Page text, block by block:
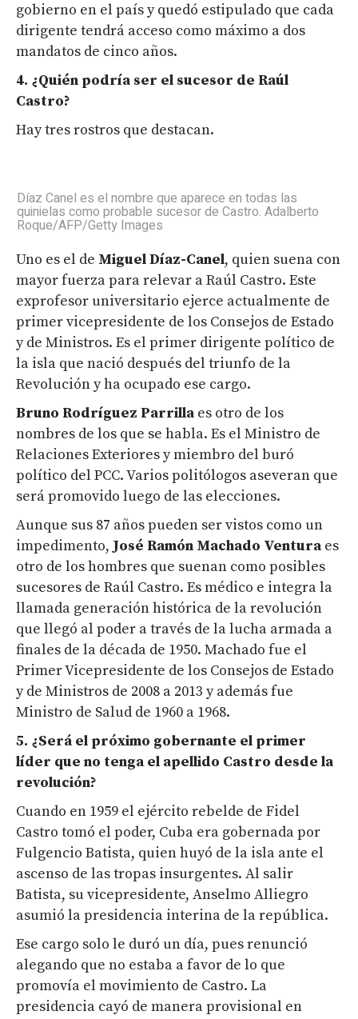
gobierno en el país y quedó estipulado que cada
dirigente tendrá acceso como máximo a dos
mandatos de cinco años.
4. ¿Quién podría ser el sucesor de Raúl
Castro?
Hay tres rostros que destacan.
Díaz Canel es el nombre que aparece en todas las
quinielas como probable sucesor de Castro. Adalberto
Roque/AFP/Getty Images
Uno es el de Miguel Díaz-Canel, quien suena con
mayor fuerza para relevar a Raúl Castro. Este
exprofesor universitario ejerce actualmente de
primer vicepresidente de los Consejos de Estado
y de Ministros. Es el primer dirigente político de
la isla que nació después del triunfo de la
Revolución y ha ocupado ese cargo.
Bruno Rodríguez Parrilla es otro de los
nombres de los que se habla. Es el Ministro de
Relaciones Exteriores y miembro del buró
político del PCC. Varios politólogos aseveran que
será promovido luego de las elecciones.
Aunque sus 87 años pueden ser vistos como un
impedimento, José Ramón Machado Ventura es
otro de los hombres que suenan como posibles
sucesores de Raúl Castro. Es médico e integra la
llamada generación histórica de la revolución
que llegó al poder a través de la lucha armada a
finales de la década de 1950. Machado fue el
Primer Vicepresidente de los Consejos de Estado
y de Ministros de 2008 a 2013 y además fue
Ministro de Salud de 1960 a 1968.
5. ¿Será el próximo gobernante el primer
líder que no tenga el apellido Castro desde la
revolución?
Cuando en 1959 el ejército rebelde de Fidel
Castro tomó el poder, Cuba era gobernada por
Fulgencio Batista, quien huyó de la isla ante el
ascenso de las tropas insurgentes. Al salir
Batista, su vicepresidente, Anselmo Alliegro
asumió la presidencia interina de la república.
Ese cargo solo le duró un día, pues renunció
alegando que no estaba a favor de lo que
promovía el movimiento de Castro. La
presidencia cayó de manera provisional en